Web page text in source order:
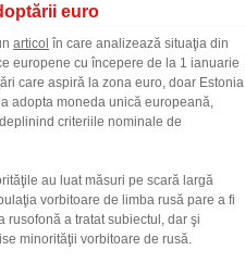
euro
articol în care analizează situaţia din
europene cu începere de la 1 ianuarie
care aspiră la zona euro, doar Estonia
adopta moneda unică europeană,
criteriile nominale de
au luat măsuri pe scară largă
vorbitoare de limba rusă pare a fi
rusofonă a tratat subiectul, dar şi
minorităţii vorbitoare de rusă.